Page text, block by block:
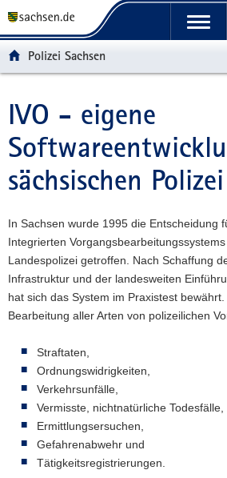
t
ü
b
e
r
g
e
i
f
e
n
d
N
a
g
a
t
n
a
v
i
g
t
i
o
n
p
n
h
a
l
t
t
e
I
n
f
o
m
a
t
i
o
n
t
-
B
e
r
e
c
h
Polizei Sachsen
Hauptinhalt
IVO - eigene
sächsischen Polizei
In Sachsen wurde 1995 die Entscheidung
Integrierten
Landespolizei getroffen. Nach Schaffung
Infrastruktur und der landesweiten
hat sich das System im Praxistest
Bearbeitung aller Arten von polizeilichen
Straftaten,
Ordnungswidrigkeiten,
Verkehrsunfälle,
Vermisste, nichtnatürliche Todesfälle,
Ermittlungsersuchen,
Gefahrenabwehr und
Tätigkeitsregistrierungen.